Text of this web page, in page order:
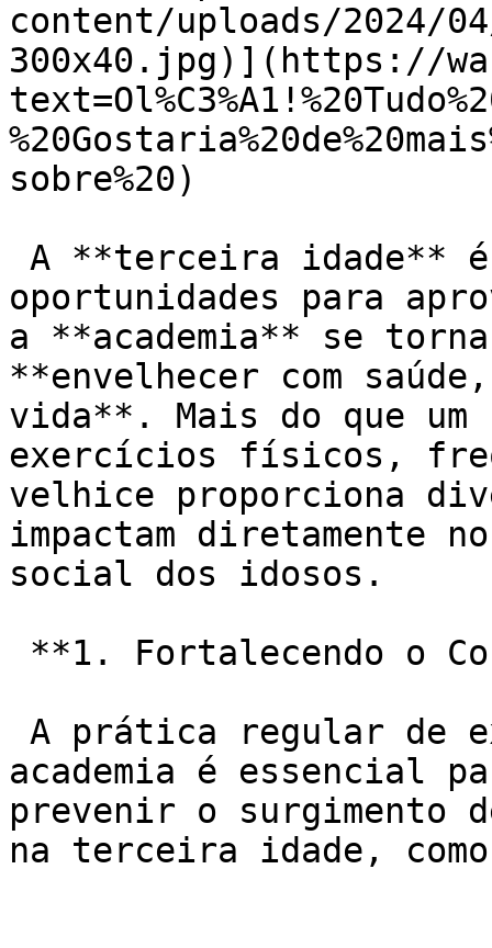
content/uploads/2024/
300x40.jpg)](https://
sobre%20)
oportunidades para
a **academia** se
**envelhecer com
vida**. Mais do que
exercícios físicos,
velhice proporciona
impactam diretamente
social dos idosos.
academia é essencial
prevenir o surgimento
na terceira idade,